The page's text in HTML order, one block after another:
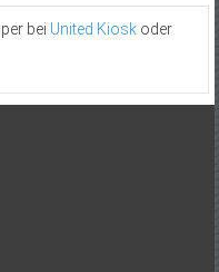
bei United Kioskoder